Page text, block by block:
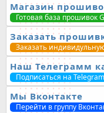
Магазин
Готовая база прошивок
Заказать
Заказать
Наш Телеграмм
Подписаться на
Мы Вконтакте
Перейти в группу